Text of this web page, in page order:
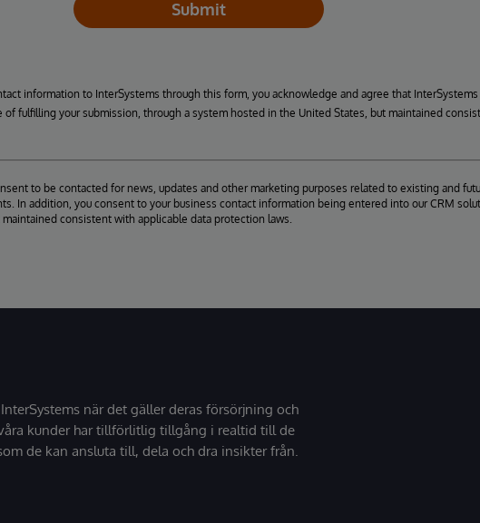
Submit
information to InterSystems through this form, you acknowledge and agree that InterSystems
fulfilling your submission, through a system hosted in the United States, but maintained
to be contacted for news, updates and other marketing purposes related to existing and
In addition, you consent to your business contact information being entered into our CRM
consistent with applicable data protection laws.
när det gäller deras försörjning och
kunder har tillförlitlig tillgång i realtid till de
de kan ansluta till, dela och dra insikter från.